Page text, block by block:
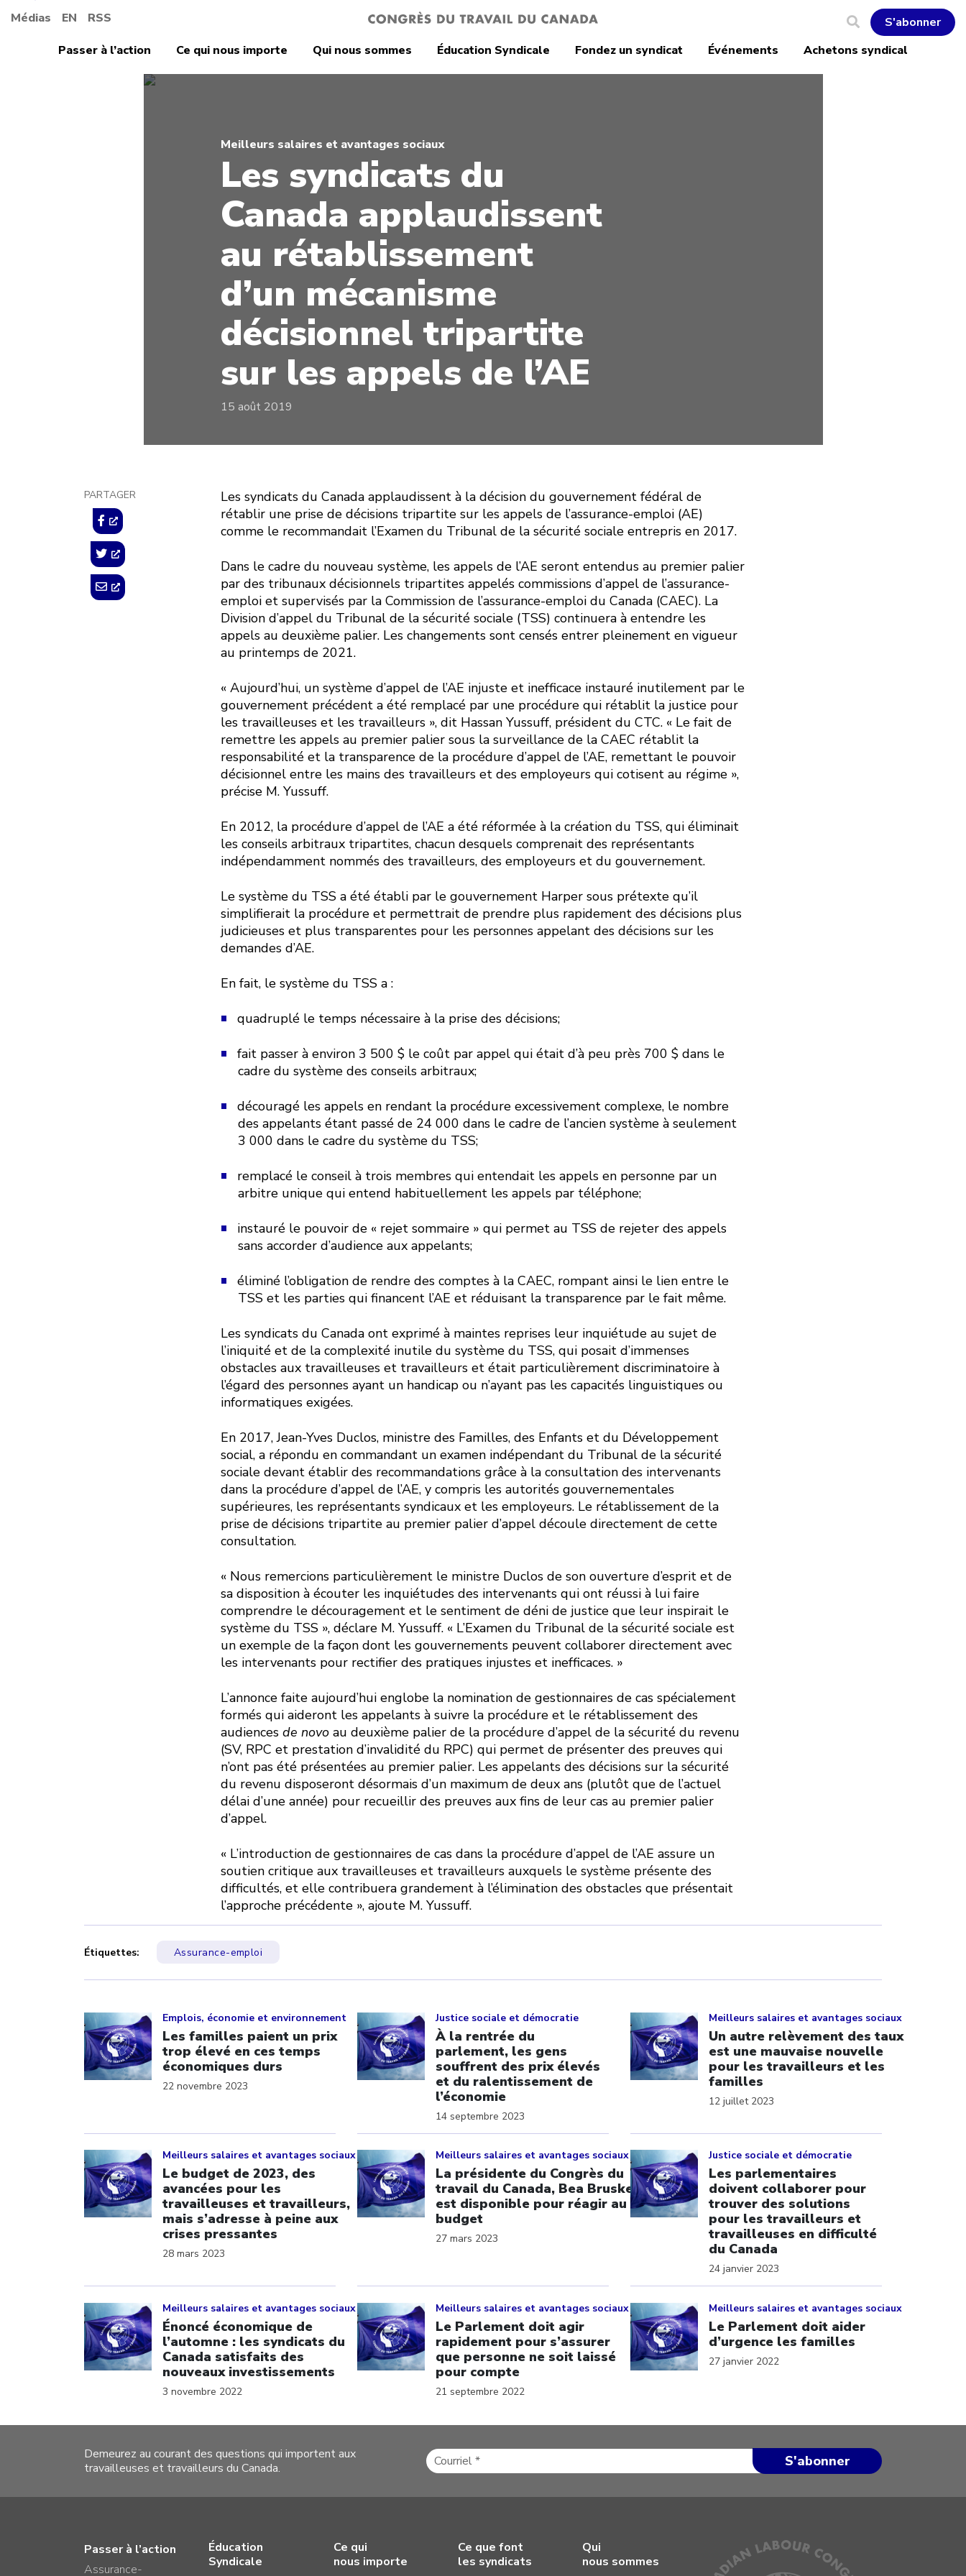
Médias EN RSS
S'abonner
Passer à l’action
Ce qui nous importe Qui nous sommes Éducation Syndicale Fondez un syndicat Événements Achetons syndical
Meilleurs salaires et avantages sociaux
Les syndicats du
Canada applaudissent
au rétablissement
d’un mécanisme
décisionnel tripartite
sur les appels de l’AE
15 août 2019
PARTAGER
Les syndicats du Canada applaudissent à la décision du gouvernement fédéral de
rétablir une prise de décisions tripartite sur les appels de l’assurance-emploi (AE)
comme le recommandait l’Examen du Tribunal de la sécurité sociale entrepris en 2017.
Dans le cadre du nouveau système, les appels de l’AE seront entendus au premier palier
par des tribunaux décisionnels tripartites appelés commissions d’appel de l’assurance-
emploi et supervisés par la Commission de l’assurance-emploi du Canada (CAEC). La
Division d’appel du Tribunal de la sécurité sociale (TSS) continuera à entendre les
appels au deuxième palier. Les changements sont censés entrer pleinement en vigueur
au printemps de 2021.
« Aujourd’hui, un système d’appel de l’AE injuste et inefficace instauré inutilement par le
gouvernement précédent a été remplacé par une procédure qui rétablit la justice pour
les travailleuses et les travailleurs », dit Hassan Yussuff, président du CTC. « Le fait de
remettre les appels au premier palier sous la surveillance de la CAEC rétablit la
responsabilité et la transparence de la procédure d’appel de l’AE, remettant le pouvoir
décisionnel entre les mains des travailleurs et des employeurs qui cotisent au régime »,
précise M. Yussuff.
En 2012, la procédure d’appel de l’AE a été réformée à la création du TSS, qui éliminait
les conseils arbitraux tripartites, chacun desquels comprenait des représentants
indépendamment nommés des travailleurs, des employeurs et du gouvernement.
Le système du TSS a été établi par le gouvernement Harper sous prétexte qu’il
simplifierait la procédure et permettrait de prendre plus rapidement des décisions plus
judicieuses et plus transparentes pour les personnes appelant des décisions sur les
demandes d’AE.
En fait, le système du TSS a :
quadruplé le temps nécessaire à la prise des décisions;
fait passer à environ 3 500 $ le coût par appel qui était d’à peu près 700 $ dans le
cadre du système des conseils arbitraux;
découragé les appels en rendant la procédure excessivement complexe, le nombre
des appelants étant passé de 24 000 dans le cadre de l’ancien système à seulement
3 000 dans le cadre du système du TSS;
remplacé le conseil à trois membres qui entendait les appels en personne par un
arbitre unique qui entend habituellement les appels par téléphone;
instauré le pouvoir de « rejet sommaire » qui permet au TSS de rejeter des appels
sans accorder d’audience aux appelants;
éliminé l’obligation de rendre des comptes à la CAEC, rompant ainsi le lien entre le
TSS et les parties qui financent l’AE et réduisant la transparence par le fait même.
Les syndicats du Canada ont exprimé à maintes reprises leur inquiétude au sujet de
l’iniquité et de la complexité inutile du système du TSS, qui posait d’immenses
obstacles aux travailleuses et travailleurs et était particulièrement discriminatoire à
l’égard des personnes ayant un handicap ou n’ayant pas les capacités linguistiques ou
informatiques exigées.
En 2017, Jean-Yves Duclos, ministre des Familles, des Enfants et du Développement
social, a répondu en commandant un examen indépendant du Tribunal de la sécurité
sociale devant établir des recommandations grâce à la consultation des intervenants
dans la procédure d’appel de l’AE, y compris les autorités gouvernementales
supérieures, les représentants syndicaux et les employeurs. Le rétablissement de la
prise de décisions tripartite au premier palier d’appel découle directement de cette
consultation.
« Nous remercions particulièrement le ministre Duclos de son ouverture d’esprit et de
sa disposition à écouter les inquiétudes des intervenants qui ont réussi à lui faire
comprendre le découragement et le sentiment de déni de justice que leur inspirait le
système du TSS », déclare M. Yussuff. « L’Examen du Tribunal de la sécurité sociale est
un exemple de la façon dont les gouvernements peuvent collaborer directement avec
les intervenants pour rectifier des pratiques injustes et inefficaces. »
L’annonce faite aujourd’hui englobe la nomination de gestionnaires de cas spécialement
formés qui aideront les appelants à suivre la procédure et le rétablissement des
audiences de novo au deuxième palier de la procédure d’appel de la sécurité du revenu
(SV, RPC et prestation d’invalidité du RPC) qui permet de présenter des preuves qui
n’ont pas été présentées au premier palier. Les appelants des décisions sur la sécurité
du revenu disposeront désormais d’un maximum de deux ans (plutôt que de l’actuel
délai d’une année) pour recueillir des preuves aux fins de leur cas au premier palier
d’appel.
« L’introduction de gestionnaires de cas dans la procédure d’appel de l’AE assure un
soutien critique aux travailleuses et travailleurs auxquels le système présente des
difficultés, et elle contribuera grandement à l’élimination des obstacles que présentait
l’approche précédente », ajoute M. Yussuff.
Étiquettes: Assurance-emploi
Emplois, économie et environnement
Les familles paient un prix
trop élevé en ces temps
économiques durs
22 novembre 2023
Justice sociale et démocratie
À la rentrée du
parlement, les gens
souffrent des prix élevés
et du ralentissement de
l’économie
14 septembre 2023
Meilleurs salaires et avantages sociaux
Un autre relèvement des taux
est une mauvaise nouvelle
pour les travailleurs et les
familles
12 juillet 2023
Meilleurs salaires et avantages sociaux
Le budget de 2023, des
avancées pour les
travailleuses et travailleurs,
mais s’adresse à peine aux
crises pressantes
28 mars 2023
Meilleurs salaires et avantages sociaux
La présidente du Congrès du
travail du Canada, Bea Bruske,
est disponible pour réagir au
budget
27 mars 2023
Justice sociale et démocratie
Les parlementaires
doivent collaborer pour
trouver des solutions
pour les travailleurs et
travailleuses en difficulté
du Canada
24 janvier 2023
Meilleurs salaires et avantages sociaux
Énoncé économique de
l’automne : les syndicats du
Canada satisfaits des
nouveaux investissements
3 novembre 2022
Meilleurs salaires et avantages sociaux
Le Parlement doit agir
rapidement pour s’assurer
que personne ne soit laissé
pour compte
21 septembre 2022
Meilleurs salaires et avantages sociaux
Le Parlement doit aider
d’urgence les familles
27 janvier 2022
Demeurez au courant des questions qui importent aux
travailleuses et travailleurs du Canada.
Passer à l’action
Assurance-
Éducation
Syndicale
Ce qui
nous importe
Ce que font
les syndicats
Qui
nous sommes